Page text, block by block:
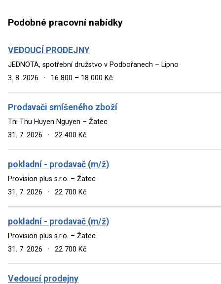
Podobné pracovní nabídky
VEDOUCÍ PRODEJNY
JEDNOTA, spotřební družstvo v Podbořanech – Lipno
3. 8. 2026
· 16 800 – 18 000 Kč
Prodavači smíšeného zboží
Thi Thu Huyen Nguyen – Žatec
31. 7. 2026
· 22 400 Kč
pokladní - prodavač (m/ž)
Provision plus s.r.o. – Žatec
31. 7. 2026
· 22 700 Kč
pokladní - prodavač (m/ž)
Provision plus s.r.o. – Žatec
31. 7. 2026
· 22 700 Kč
Vedoucí prodejny